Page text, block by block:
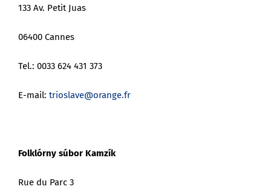
133 Av. Petit Juas
06400 Cannes
Tel.: 0033 624 431 373
E-mail: trioslave@orange.fr
Folklórny súbor Kamzík
Rue du Parc 3